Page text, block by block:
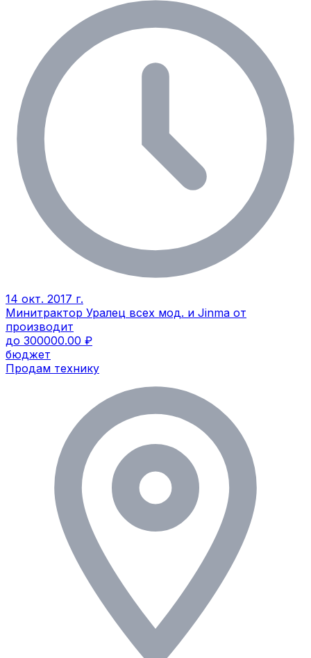
14 окт. 2017 г.
Минитрактор Уралец всех мод. и Jinma от
производит
до 300000.00 ₽
бюджет
Продам технику